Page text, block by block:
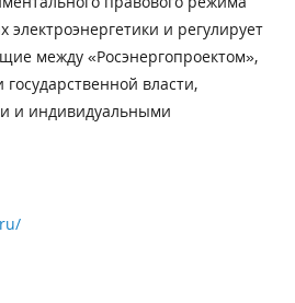
электроэнергетики и регулирует
между «Росэнергопроектом»,
власти,
и индивидуальными